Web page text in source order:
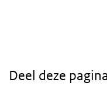
Deel deze pagina